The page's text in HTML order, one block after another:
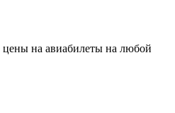
цены на авиабилеты на любой